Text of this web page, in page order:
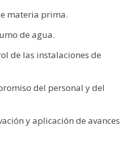
materia prima.
de agua.
de las instalaciones de
del personal y del
y aplicación de avances